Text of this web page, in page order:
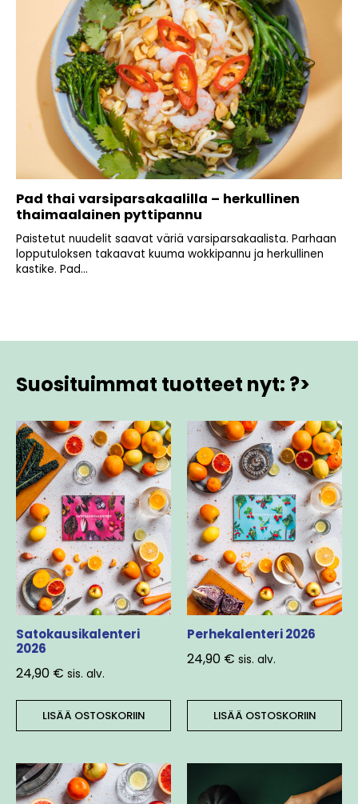
Pad thai varsiparsakaalilla – herkullinen
thaimaalainen pyttipannu
Paistetut nuudelit saavat väriä varsiparsakaalista. Parhaan
lopputuloksen takaavat kuuma wokkipannu ja herkullinen
kastike. Pad...
Suosituimmat tuotteet nyt: ?>
Satokausikalenteri
2026
24,90 € sis. alv.
LISÄÄ OSTOSKORIIN
Perhekalenteri 2026
24,90 € sis. alv.
LISÄÄ OSTOSKORIIN